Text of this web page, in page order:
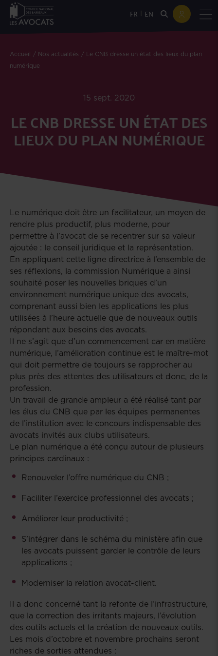
FR EN
Accueil Nos actualités
Le CNB dresse un état des lieux du plan
numérique
15 sept. 2020
LE CNB DRESSE UN ÉTAT DES
LIEUX DU PLAN NUMÉRIQUE
Le numérique doit être un facilitateur, un moyen de
rendre plus productif, plus moderne, pour
permettre à l’avocat de se recentrer sur sa valeur
ajoutée : le conseil juridique et la représentation.
En appliquant cette ligne directrice à l’ensemble de
ses réflexions, la commission Numérique a ainsi
souhaité poser les nouvelles briques d’un
environnement numérique unique des avocats,
comprenant aussi bien les applications les plus
utilisées à l’heure actuelle que de nouveaux outils
répondant aux besoins des avocats.
Il ne s’agit que d’un commencement car en matière
numérique, l’amélioration continue est le maître-mot
qui doit permettre de toujours se rapprocher au
plus près des attentes des utilisateurs et donc, de la
profession.
Un travail de grande ampleur a été réalisé tant par
les élus du CNB que par les équipes permanentes
de l’institution avec le concours indispensable des
avocats invités aux clubs utilisateurs.
Le plan numérique a été conçu autour de plusieurs
principes cardinaux :
Renouveler l’offre numérique du CNB ;
Faciliter l’exercice professionnel des avocats ;
Améliorer leur productivité ;
S’intégrer dans le schéma du ministère afin que
les avocats puissent garder le contrôle de leurs
applications ;
Moderniser la relation avocat-client.
Il a donc concerné tant la refonte de l’infrastructure,
que la correction des irritants majeurs, l’évolution
des outils actuels et la création de nouveaux outils.
Les mois d’octobre et novembre prochains seront
riches de sorties attendues :